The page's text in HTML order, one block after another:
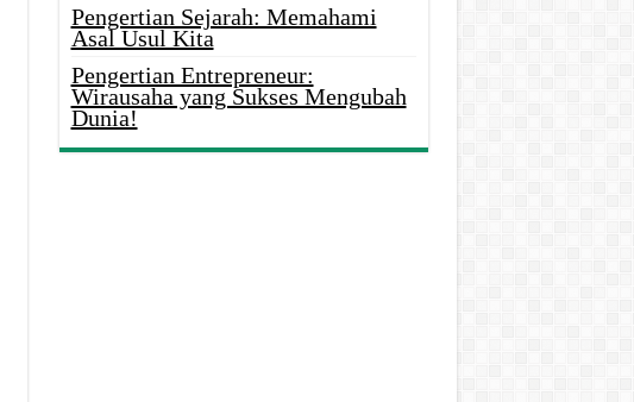
Pengertian Sejarah: Memahami
Asal Usul Kita
Pengertian Entrepreneur:
Wirausaha yang Sukses Mengubah
Dunia!